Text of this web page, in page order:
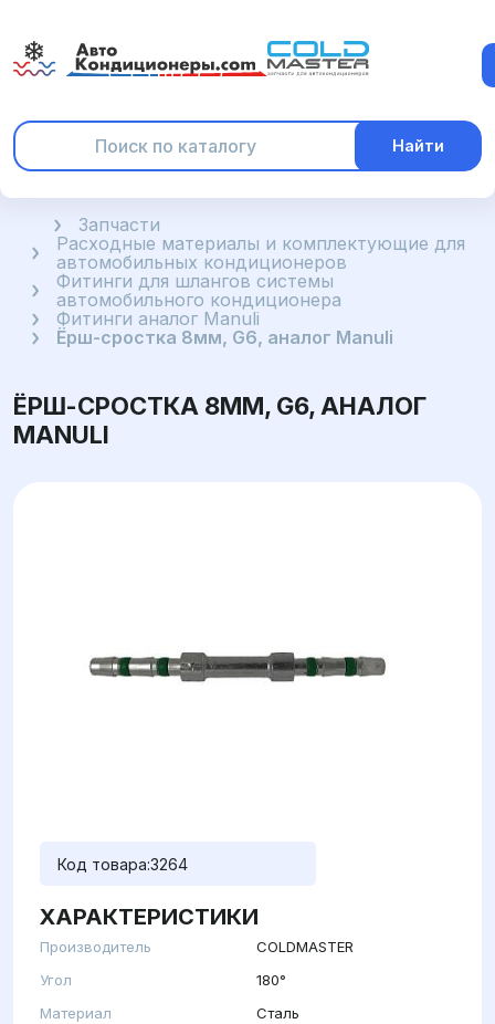
Найти
ГлавнаяЗапчасти
Расходные материалы и комплектующие для
автомобильных кондиционеров
Фитинги для шлангов системы
автомобильного кондиционера
Фитинги аналог Manuli
Ёрш-сростка 8мм, G6, аналог Manuli
ЁРШ-СРОСТКА 8ММ, G6, АНАЛОГ
MANULI
Код товара:3264
ХАРАКТЕРИСТИКИ
Производитель
COLDMASTER
Угол
180°
Материал
Сталь